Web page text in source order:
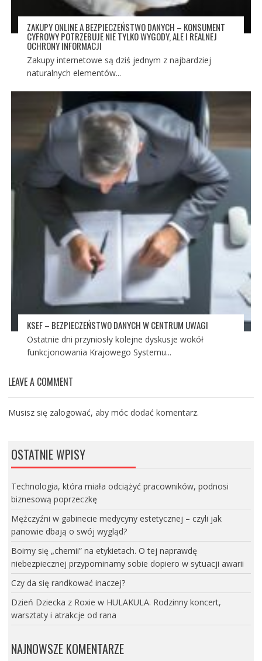
ZAKUPY ONLINE A BEZPIECZEŃSTWO DANYCH – KONSUMENT
CYFROWY POTRZEBUJE NIE TYLKO WYGODY, ALE I REALNEJ
OCHRONY INFORMACJI
Zakupy internetowe są dziś jednym z najbardziej
naturalnych elementów...
KSEF – BEZPIECZEŃSTWO DANYCH W CENTRUM UWAGI
Ostatnie dni przyniosły kolejne dyskusje wokół
funkcjonowania Krajowego Systemu...
LEAVE A COMMENT
Musisz się zalogować, aby móc dodać komentarz.
OSTATNIE WPISY
Technologia, która miała odciążyć pracowników, podnosi
biznesową poprzeczkę
Mężczyźni w gabinecie medycyny estetycznej – czyli jak
panowie dbają o swój wygląd?
Boimy się „chemii” na etykietach. O tej naprawdę
niebezpiecznej przypominamy sobie dopiero w sytuacji awarii
Czy da się randkować inaczej?
Dzień Dziecka z Roxie w HULAKULA. Rodzinny koncert,
warsztaty i atrakcje od rana
NAJNOWSZE KOMENTARZE